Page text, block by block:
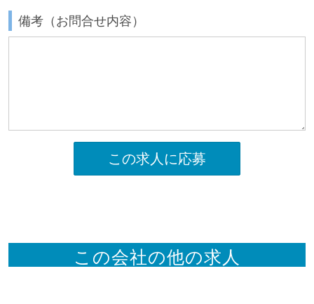
備考（お問合せ内容）
この求人に応募
この会社の他の求人